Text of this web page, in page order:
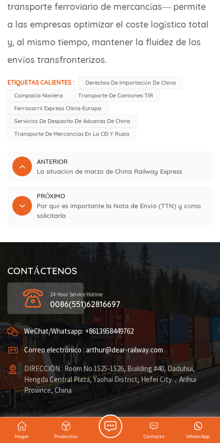
transporte ferroviario de mercancías— permite
a las empresas optimizar el coste logístico total
y, al mismo tiempo, mantener la fluidez de los
envíos transfronterizos.
ETIQUETAS CALIENTES :
Derechos De Importación De China
Compañía Naviera
Transporte De Camiones TIR
Ferrocarril Expreso China-Europa
Servicios De Despacho De Aduanas De China
Transporte De Mercancías En La CEI Y Rusia
ANTERIOR
La situación de marzo de China Railway Express
PRÓXIMO
Por qué es importante la Nota de Envío (TTN) y cómo
solicitarla
CONTÁCTENOS
24-Hour Service Hotline
0086(551)62816697
WeChat/Whatsapp: +8613958449762
Correo electrónico : arthur@dear-railway.com
DIRECCIÓN : Room No.1525-1526, Building #40, Daduhui,
Hengda Central Plaza, Yaohai District, Hefei City，Anhui
Province, China
Ofrecemos múltiples lugares de entrega y recogida
Hogar Productos WhatsApp
Contacto